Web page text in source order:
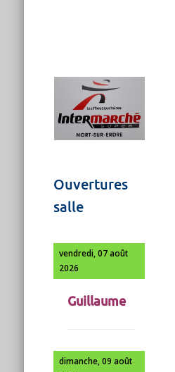
Ouvertures
salle
vendredi, 07 août
2026
Guillaume
dimanche, 09 août